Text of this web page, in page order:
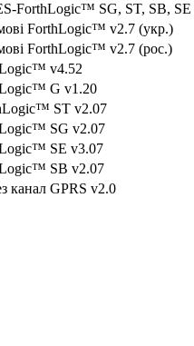
ForthLogic™ SG, ST, SB, SE
ForthLogic™ v2.7 (укр.)
ForthLogic™ v2.7 (рос.)
v4.52
G v1.20
ST v2.07
SG v2.07
SE v3.07
SB v2.07
канал GPRS v2.0